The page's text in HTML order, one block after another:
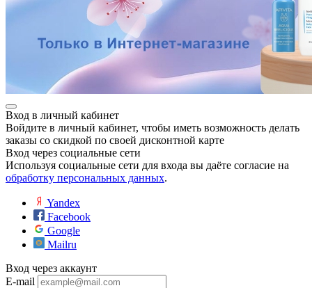
Вход в личный кабинет
Войдите в личный кабинет, чтобы иметь возможность делать
заказы со скидкой по своей дисконтной карте
Вход через социальные сети
Используя социальные сети для входа вы даёте согласие на
обработку персональных данных.
Yandex
Facebook
Google
Mailru
Вход через аккаунт
E-mail